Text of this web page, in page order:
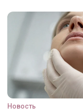
Новость